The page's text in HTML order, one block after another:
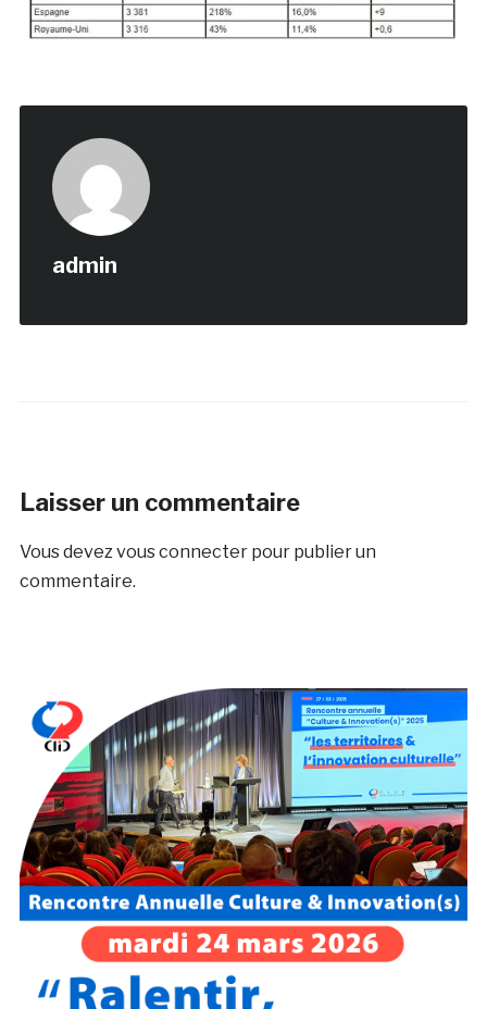
admin
Laisser un commentaire
Vous devezvous connecterpour publier un
commentaire.